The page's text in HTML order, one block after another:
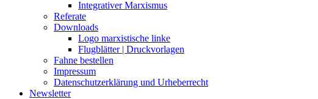
Integrativer Marxismus
Referate
Downloads
Logo marxistische linke
Flugblätter | Druckvorlagen
Fahne bestellen
Impressum
Datenschutzerklärung und Urheberrecht
Newsletter